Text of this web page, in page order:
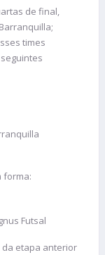
de final,
times
forma:
Futsal
da etapa anterior